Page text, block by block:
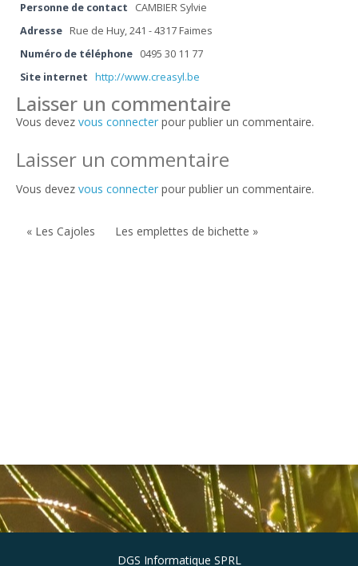
Personne de contact
CAMBIER Sylvie
Adresse Rue de Huy, 241 - 4317 Faimes
Numéro de téléphone 0495 30 11 77
Site internet http://www.creasyl.be
Laisser un commentaire
Vous devez vous connecter pour publier un commentaire.
Laisser un commentaire
Vous devez vous connecter pour publier un commentaire.
« Les Cajoles Les emplettes de bichette »
DGS Informatique SPRL